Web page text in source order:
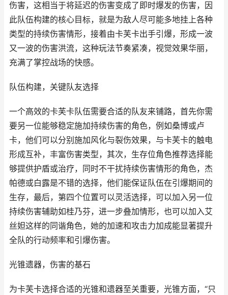
伤害，这相当于将延迟的伤害变成了即时爆发的伤害，因
此队伍构建的核心目标，就是为敌人尽可能多地挂上各种
类型的持续伤害情形，接着由卡芙卡出手引爆，形成一波
又一波的伤害洪流，这种玩法节奏紧凑，视觉效果华丽，
充满了掌控战场的快感。
队伍构建，关键队友选择
一个高效的卡芙卡队伍需要合适的队友来铺路，首先你需
要另一位能够稳定施加持续伤害的角色，例如桑博或卢
卡，他们可以分别施加风化与裂伤效果，与卡芙卡的触电
形成互补，丰富伤害类型，其次，生存位角色推荐选择能
够提供护盾或治疗，同时不干扰持续伤害情形的角色，杰
帕德或白露是不错的选择，他们能保证队伍在引爆期间的
生存，最后，第四个位置可以灵活选择，可以加入另一位
持续伤害辅助如桂乃芬，进一步叠加情形，也可以加入艾
丝妲这样的同谐角色，她的加速和攻击力加成能显著提升
全队的行动频率和引爆伤害。
光锥遗器，伤害的基石
为卡芙卡选择合适的光锥和遗器至关重要，光锥方面，“只